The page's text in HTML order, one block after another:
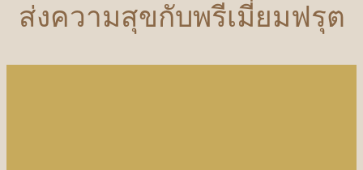
ส่งความสุขกับพรีเมี่ยมฟรุต